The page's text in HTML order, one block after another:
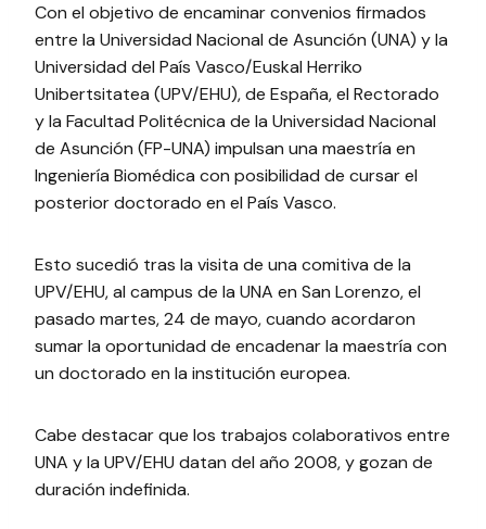
Con el objetivo de encaminar convenios firmados
entre la Universidad Nacional de Asunción (UNA) y la
Universidad del País Vasco/Euskal Herriko
Unibertsitatea (UPV/EHU), de España, el Rectorado
y la Facultad Politécnica de la Universidad Nacional
de Asunción (FP-UNA) impulsan una maestría en
Ingeniería Biomédica con posibilidad de cursar el
posterior doctorado en el País Vasco.
Esto sucedió tras la visita de una comitiva de la
UPV/EHU, al campus de la UNA en San Lorenzo, el
pasado martes, 24 de mayo, cuando acordaron
sumar la oportunidad de encadenar la maestría con
un doctorado en la institución europea.
Cabe destacar que los trabajos colaborativos entre
UNA y la UPV/EHU datan del año 2008, y gozan de
duración indefinida.